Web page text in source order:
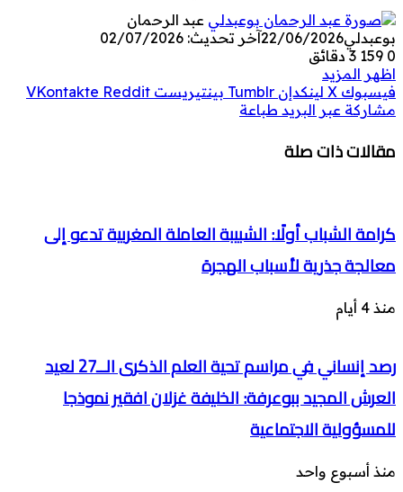
عبد الرحمان
بوعبدلي22/06/2026آخر تحديث: 02/07/2026
0
3 دقائق
اظهر المزيد
فيسبوك ‫X لينكدإن بينتيريست
مشاركة عبر البريد طباعة
مقالات ذات صلة
كرامة الشباب أولًا: الشبيبة العاملة المغربية تدعو إلى
معالجة جذرية لأسباب الهجرة
منذ 4 أيام
رصد إنساني في مراسم تحية العلم الذكرى الــ27 لعيد
العرش المجيد ببوعرفة: الخليفة غزلان افقير نموذجا
للمسؤولية الاجتماعية
منذ أسبوع واحد